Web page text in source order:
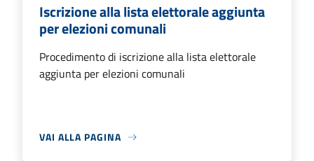
Iscrizione alla lista elettorale aggiunta
per elezioni comunali
Procedimento di iscrizione alla lista elettorale
aggiunta per elezioni comunali
VAI ALLA PAGINA